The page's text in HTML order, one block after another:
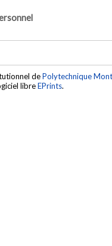
dePolytechnique
libreEPrints.